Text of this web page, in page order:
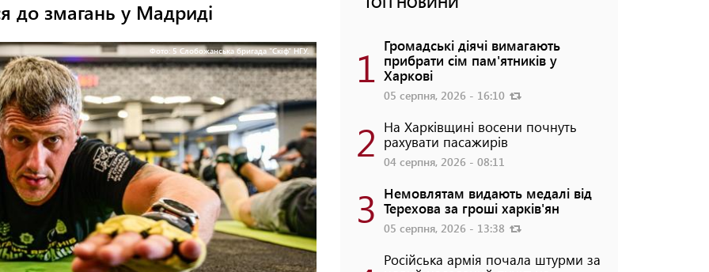
до змагань у Мадриді
Фото: 5 Слобожанська бригада "Скіф" НГУ. 1 Громадські діячі вимагають
прибрати сім пам'ятників у
Харкові
05 серпня, 2026 - 16:10
2 На Харківщині восени почнуть
рахувати пасажирів
04 серпня, 2026 - 08:11
3 Немовлятам видають медалі від
Терехова за гроші харків'ян
05 серпня, 2026 - 13:38
Російська армія почала штурми за